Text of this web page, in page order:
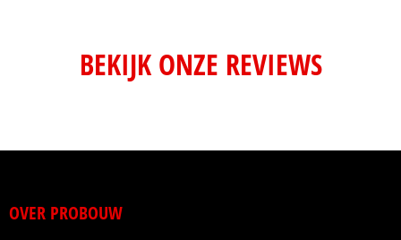
BEKIJK ONZE REVIEWS
OVER PROBOUW